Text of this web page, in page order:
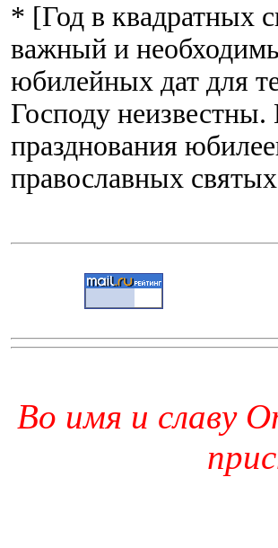
* [Год в квадратных
важный и
юбилейных дат для
Господу
празднования
православных
Во имя и славу